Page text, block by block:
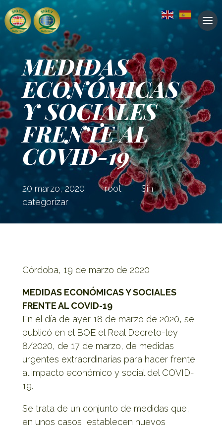
MEDIDAS
ECONÓMICAS
Y SOCIALES
FRENTE AL
COVID-19
20 marzo, 2020 root
Sin
categorizar
Córdoba, 19 de marzo de 2020
MEDIDAS ECONÓMICAS Y SOCIALES
FRENTE AL COVID-19
En el día de ayer 18 de marzo de 2020, se
publicó en el BOE el Real Decreto-ley
8/2020, de 17 de marzo, de medidas
urgentes extraordinarias para hacer frente
al impacto económico y social del COVID-
19.
Se trata de un conjunto de medidas que,
en unos casos, establecen nuevos